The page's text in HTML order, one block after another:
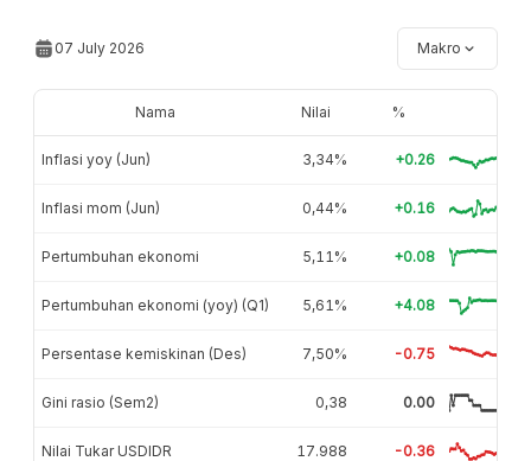
07 July 2026 Makro
Nama Nilai %
Inflasi yoy (Jun) 3,34% +0.26
Inflasi mom (Jun) 0,44% +0.16
Pertumbuhan ekonomi 5,11% +0.08
Pertumbuhan ekonomi (yoy) (Q1) 5,61% +4.08
Persentase kemiskinan (Des) 7,50% -0.75
Gini rasio (Sem2) 0,38 0.00
Nilai Tukar USDIDR 17.988 -0.36